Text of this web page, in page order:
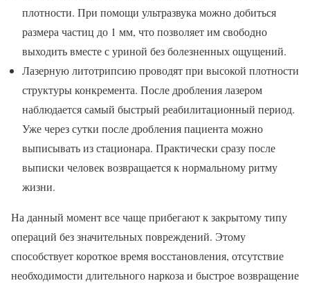
плотности. При помощи ультразвука можно добиться
размера частиц до 1 мм, что позволяет им свободно
выходить вместе с уриной без болезненных ощущений.
Лазерную литотрипсию проводят при высокой плотности
структуры конкремента. После дробления лазером
наблюдается самый быстрый реабилитационный период.
Уже через сутки после дробления пациента можно
выписывать из стационара. Практически сразу после
выписки человек возвращается к нормальному ритму
жизни.
На данный момент все чаще прибегают к закрытому типу
операций без значительных повреждений. Этому
способствует короткое время восстановления, отсутствие
необходимости длительного наркоза и быстрое возвращение